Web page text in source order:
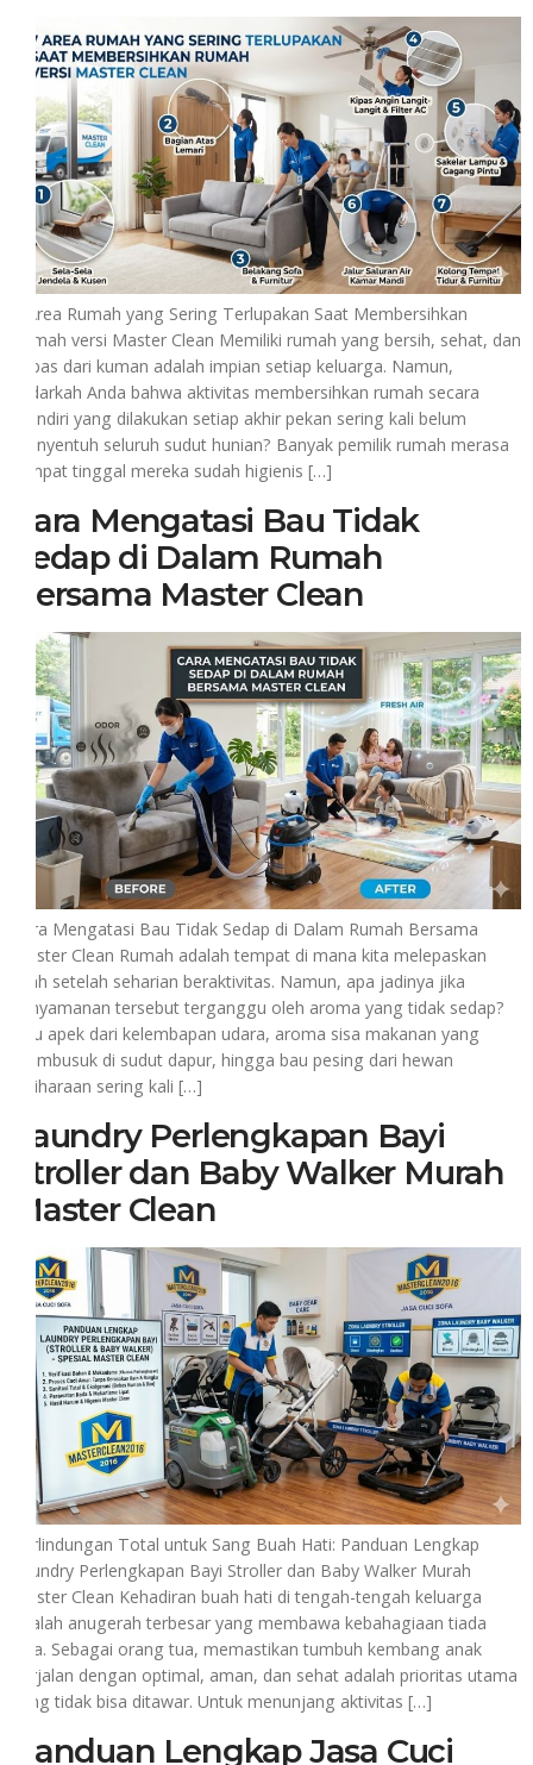
7 Area Rumah yang Sering Terlupakan Saat Membersihkan
Rumah versi Master Clean Memiliki rumah yang bersih, sehat, dan
bebas dari kuman adalah impian setiap keluarga. Namun,
sadarkah Anda bahwa aktivitas membersihkan rumah secara
mandiri yang dilakukan setiap akhir pekan sering kali belum
menyentuh seluruh sudut hunian? Banyak pemilik rumah merasa
tempat tinggal mereka sudah higienis […]
Cara Mengatasi Bau Tidak
Sedap di Dalam Rumah
Bersama Master Clean
Cara Mengatasi Bau Tidak Sedap di Dalam Rumah Bersama
Master Clean Rumah adalah tempat di mana kita melepaskan
lelah setelah seharian beraktivitas. Namun, apa jadinya jika
kenyamanan tersebut terganggu oleh aroma yang tidak sedap?
Bau apek dari kelembapan udara, aroma sisa makanan yang
membusuk di sudut dapur, hingga bau pesing dari hewan
peliharaan sering kali […]
Laundry Perlengkapan Bayi
Stroller dan Baby Walker Murah
Master Clean
Perlindungan Total untuk Sang Buah Hati: Panduan Lengkap
Laundry Perlengkapan Bayi Stroller dan Baby Walker Murah
Master Clean Kehadiran buah hati di tengah-tengah keluarga
adalah anugerah terbesar yang membawa kebahagiaan tiada
tara. Sebagai orang tua, memastikan tumbuh kembang anak
berjalan dengan optimal, aman, dan sehat adalah prioritas utama
yang tidak bisa ditawar. Untuk menunjang aktivitas […]
Panduan Lengkap Jasa Cuci